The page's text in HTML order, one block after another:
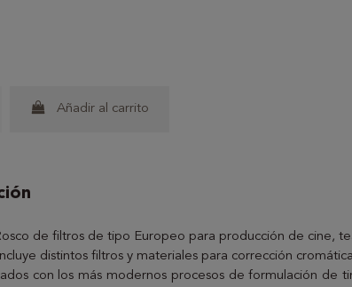
Añadir al carrito
de filtros de tipo Europeo para producción de cine,
distintos filtros y materiales para corrección
con los más modernos procesos de formulación de